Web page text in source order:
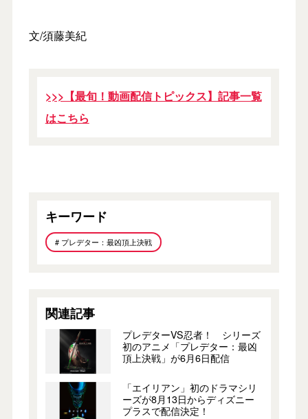
文/須藤美紀
>>>【最旬！動画配信トピックス】記事一覧
はこちら
キーワード
# プレデター：最凶頂上決戦
関連記事
プレデターVS忍者！ シリーズ
初のアニメ「プレデター：最凶
頂上決戦」が6月6日配信
「エイリアン」初のドラマシリ
ーズが8月13日からディズニー
プラスで配信決定！